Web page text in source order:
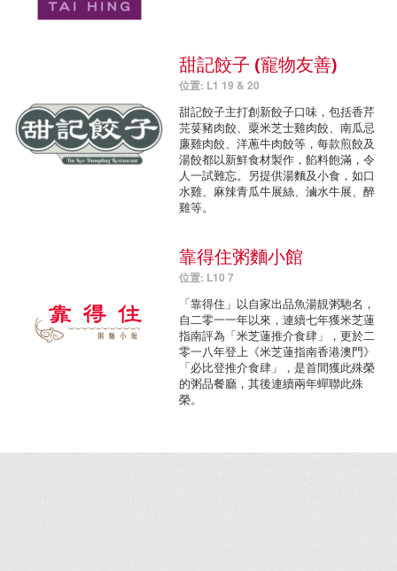
甜記餃子 (寵物友善)
位置: L1 19 & 20
甜記餃子主打創新餃子口味，包括香芹
芫荽豬肉餃、粟米芝士雞肉餃、南瓜忌
廉雞肉餃、洋蔥牛肉餃等，每款煎餃及
湯餃都以新鮮食材製作，餡料飽滿，令
人一試難忘。另提供湯麵及小食，如口
水雞、麻辣青瓜牛展絲、滷水牛展、醉
雞等。
靠得住粥麵小館
位置: L10 7
「靠得住」以自家出品魚湯靚粥馳名，
自二零一一年以來，連續七年獲米芝蓮
指南評為「米芝蓮推介食肆」，更於二
零一八年登上《米芝蓮指南香港澳門》
「必比登推介食肆」，是首間獲此殊榮
的粥品餐廳，其後連續兩年蟬聯此殊
榮。